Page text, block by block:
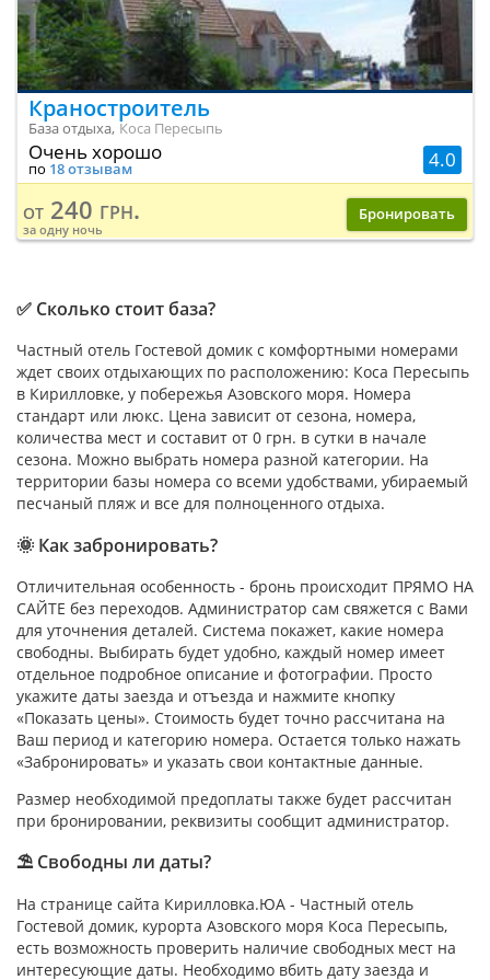
Краностроитель
База отдыха, Коса Пересыпь
4.0
Очень хорошо
по 18 отзывам
от 240 грн.
за одну ночь
Бронировать
✅ Сколько стоит база?
Частный отель Гостевой домик с комфортными номерами
ждет своих отдыхающих по расположению: Коса Пересыпь
в Кирилловке, у побережья Азовского моря. Номера
стандарт или люкс. Цена зависит от сезона, номера,
количества мест и составит от 0 грн. в сутки в начале
сезона. Можно выбрать номера разной категории. На
территории базы номера со всеми удобствами, убираемый
песчаный пляж и все для полноценного отдыха.
🌞 Как забронировать?
Отличительная особенность - бронь происходит ПРЯМО НА
САЙТЕ без переходов. Администратор сам свяжется с Вами
для уточнения деталей. Система покажет, какие номера
свободны. Выбирать будет удобно, каждый номер имеет
отдельное подробное описание и фотографии. Просто
укажите даты заезда и отъезда и нажмите кнопку
«Показать цены». Стоимость будет точно рассчитана на
Ваш период и категорию номера. Остается только нажать
«Забронировать» и указать свои контактные данные.
Размер необходимой предоплаты также будет рассчитан
при бронировании, реквизиты сообщит администратор.
⛱ Свободны ли даты?
На странице сайта Кирилловка.ЮА - Частный отель
Гостевой домик, курорта Азовского моря Коса Пересыпь,
есть возможность проверить наличие свободных мест на
интересующие даты. Необходимо вбить дату заезда и